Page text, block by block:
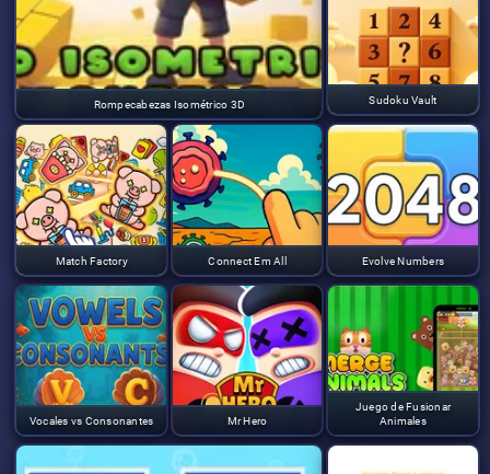
Rompecabezas Isométrico 3D Sudoku Vault
Match Factory Connect Em All Evolve Numbers
Vocales vs Consonantes Mr Hero
Juego de Fusionar
Animales